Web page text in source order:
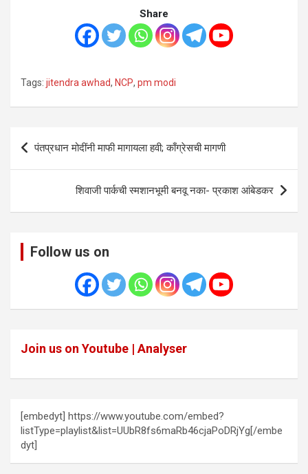
Share
Tags: jitendra awhad, NCP, pm modi
Post
navigation
पंतप्रधान मोदींनी माफी मागायला हवी; काँग्रेसची मागणी
शिवाजी पार्कची स्मशानभूमी बनवू नका- प्रकाश आंबेडकर
Follow us on
Join us on Youtube | Analyser
[embedyt] https://www.youtube.com/embed?
listType=playlist&list=UUbR8fs6maRb46cjaPoDRjYg[/embe
dyt]